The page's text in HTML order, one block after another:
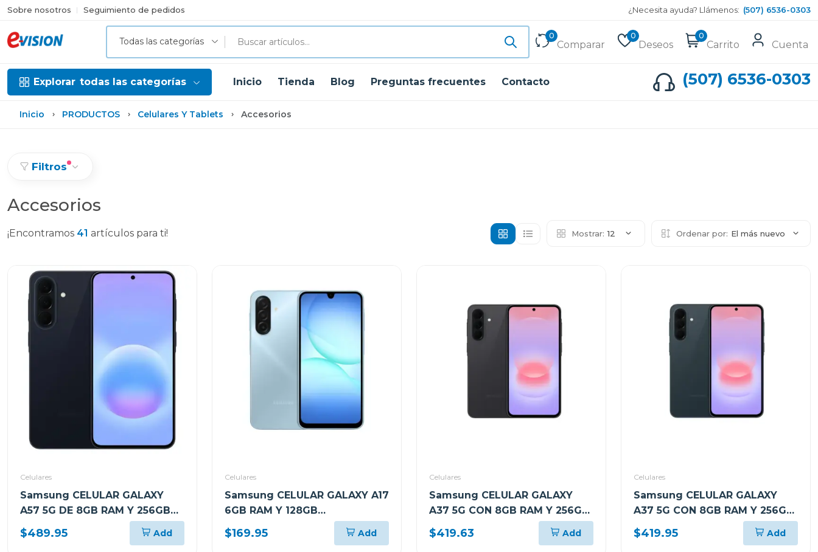
Sobre nosotros Seguimiento de pedidos ¿Necesita ayuda? Llámenos: (507) 6536-0303
Todas las categorías
0
Comparar
0
Deseos
0
Carrito Cuenta
Explorar todas las categorías Inicio Tienda Blog Preguntas frecuentes Contacto (507) 6536-0303
Inicio PRODUCTOS Celulares Y Tablets Accesorios
Filtros
Accesorios
¡Encontramos 41 artículos para ti! Mostrar: 12 Ordenar por: El más nuevo
Celulares
Samsung CELULAR GALAXY
A57 5G DE 8GB RAM Y 256GB
ALMACENAMIENTO AZUL
OSCURO A576BDBLUE
$489.95 Add
Celulares
Samsung CELULAR GALAXY A17
6GB RAM Y 128GB
ALMACENAMIENTO AZUL
CLARO A175FLB
$169.95 Add
Celulares
Samsung CELULAR GALAXY
A37 5G CON 8GB RAM Y 256GB
ALMACENAMIENTO NEGRO
A376BB
$419.63 Add
Celulares
Samsung CELULAR GALAXY
A37 5G CON 8GB RAM Y 256GB
ALMACENAMIENTO VERDE
OSCURO A376BDG
$419.95 Add